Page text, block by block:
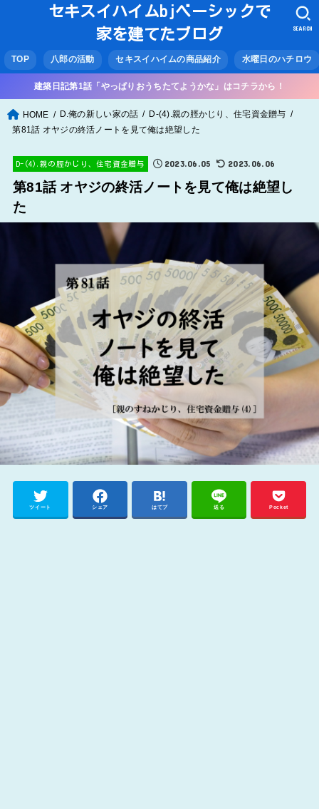
セキスイハイムbjベーシックで
家を建てたブログ
TOP 八郎の活動 セキスイハイムの商品紹介 水曜日のハチロウ
SEARCH
建築日記第1話「やっぱりおうちたてようかな」はコチラから！
HOME D.俺の新しい家の話
D-(4).親の脛かじり、住宅資金贈与
第81話 オヤジの終活ノートを見て俺は絶望した
D-(4).親の脛かじり、住宅資金贈与 2023.06.05 2023.06.06
第81話 オヤジの終活ノートを見て俺は絶望し
た
ツイート シェア はてブ 送る Pocket